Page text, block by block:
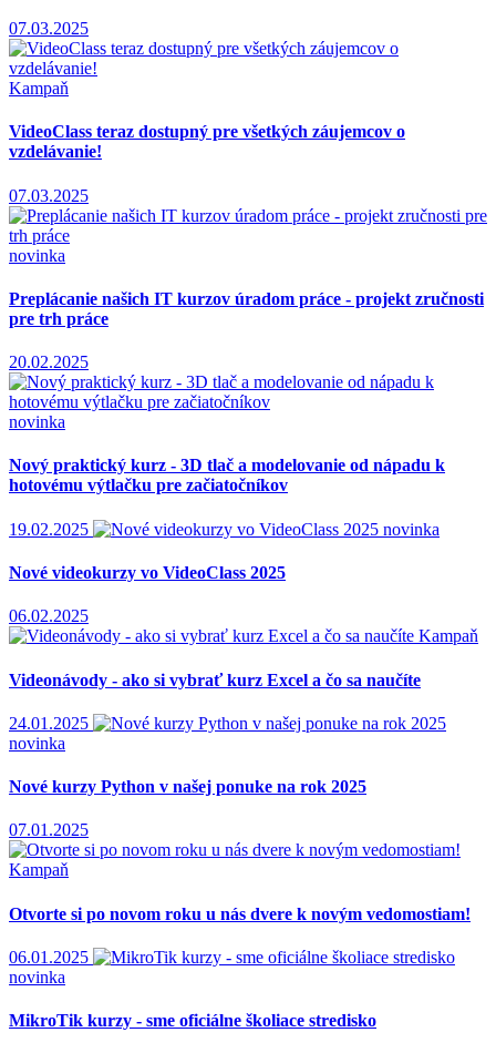
07.03.2025
Kampaň
VideoClass teraz dostupný pre všetkých záujemcov o
vzdelávanie!
07.03.2025
novinka
Preplácanie našich IT kurzov úradom práce - projekt zručnosti
pre trh práce
20.02.2025
novinka
Nový praktický kurz - 3D tlač a modelovanie od nápadu k
hotovému výtlačku pre začiatočníkov
19.02.2025 novinka
Nové videokurzy vo VideoClass 2025
06.02.2025
Kampaň
Videonávody - ako si vybrať kurz Excel a čo sa naučíte
24.01.2025
novinka
Nové kurzy Python v našej ponuke na rok 2025
07.01.2025
Kampaň
Otvorte si po novom roku u nás dvere k novým vedomostiam!
06.01.2025
novinka
MikroTik kurzy - sme oficiálne školiace stredisko